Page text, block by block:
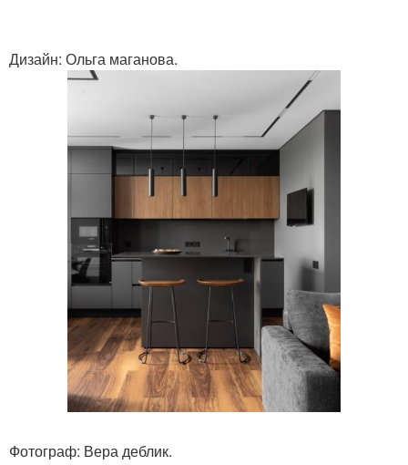
Дизайн: Ольга маганова.
Фотограф: Вера деблик.